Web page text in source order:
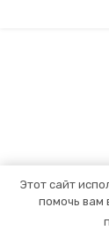
Этот сайт
помочь вам